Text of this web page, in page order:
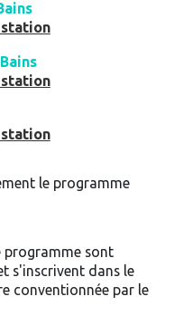
le programme
programme sont
s'inscrivent dans le
conventionnée par le